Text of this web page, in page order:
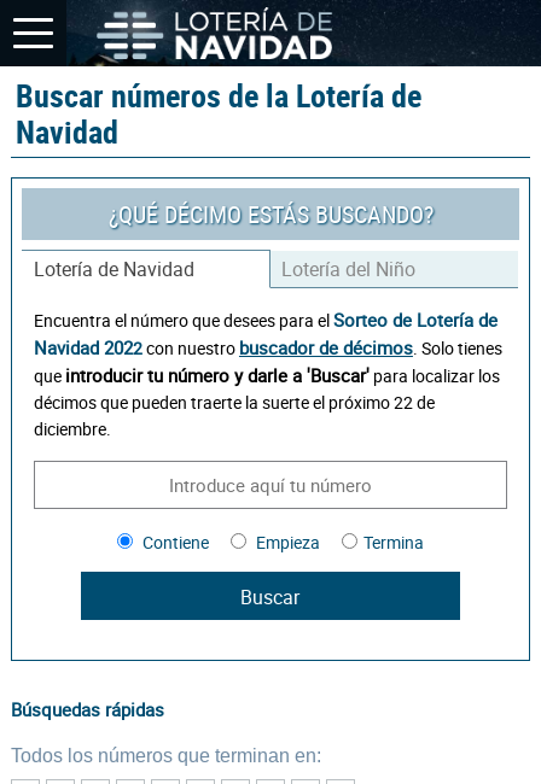
Buscar números de la Lotería de
Navidad
¿QUÉ DÉCIMO ESTÁS BUSCANDO?
Lotería de Navidad Lotería del Niño
Encuentra el número que desees para elSorteo de Lotería de
Navidad 2022con nuestro buscador de décimos. Solo tienes
que introducir tu número y darle a 'Buscar'para localizar los
décimos que pueden traerte la suerte el próximo 22 de
diciembre.
Contiene Empieza Termina
Búsquedas rápidas
Todos los números que terminan en: